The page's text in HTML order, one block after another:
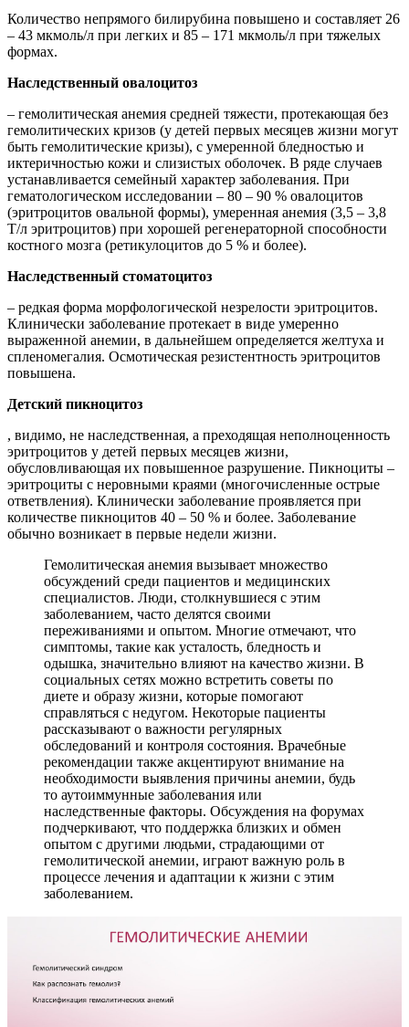
Количество непрямого билирубина повышено и составляет 26
– 43 мкмоль/л при легких и 85 – 171 мкмоль/л при тяжелых
формах.
Наследственный овалоцитоз
– гемолитическая анемия средней тяжести, протекающая без
гемолитических кризов (у детей первых месяцев жизни могут
быть гемолитические кризы), с умеренной бледностью и
иктеричностью кожи и слизистых оболочек. В ряде случаев
устанавливается семейный характер заболевания. При
гематологическом исследовании – 80 – 90 % овалоцитов
(эритроцитов овальной формы), умеренная анемия (3,5 – 3,8
Т/л эритроцитов) при хорошей регенераторной способности
костного мозга (ретикулоцитов до 5 % и более).
Наследственный стоматоцитоз
– редкая форма морфологической незрелости эритроцитов.
Клинически заболевание протекает в виде умеренно
выраженной анемии, в дальнейшем определяется желтуха и
спленомегалия. Осмотическая резистентность эритроцитов
повышена.
Детский пикноцитоз
, видимо, не наследственная, а преходящая неполноценность
эритроцитов у детей первых месяцев жизни,
обусловливающая их повышенное разрушение. Пикноциты –
эритроциты с неровными краями (многочисленные острые
ответвления). Клинически заболевание проявляется при
количестве пикноцитов 40 – 50 % и более. Заболевание
обычно возникает в первые недели жизни.
Гемолитическая анемия вызывает множество
обсуждений среди пациентов и медицинских
специалистов. Люди, столкнувшиеся с этим
заболеванием, часто делятся своими
переживаниями и опытом. Многие отмечают, что
симптомы, такие как усталость, бледность и
одышка, значительно влияют на качество жизни. В
социальных сетях можно встретить советы по
диете и образу жизни, которые помогают
справляться с недугом. Некоторые пациенты
рассказывают о важности регулярных
обследований и контроля состояния. Врачебные
рекомендации также акцентируют внимание на
необходимости выявления причины анемии, будь
то аутоиммунные заболевания или
наследственные факторы. Обсуждения на форумах
подчеркивают, что поддержка близких и обмен
опытом с другими людьми, страдающими от
гемолитической анемии, играют важную роль в
процессе лечения и адаптации к жизни с этим
заболеванием.